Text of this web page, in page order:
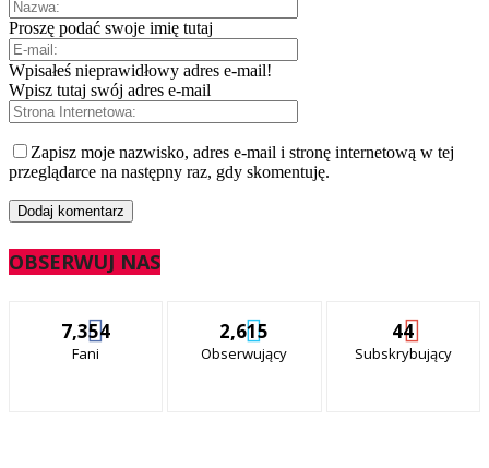
Proszę podać swoje imię tutaj
Wpisałeś nieprawidłowy adres e-mail!
Wpisz tutaj swój adres e-mail
Zapisz moje nazwisko, adres e-mail i stronę internetową w tej
przeglądarce na następny raz, gdy skomentuję.
OBSERWUJ NAS
7,354
Fani
2,615
Obserwujący
44
Subskrybujący